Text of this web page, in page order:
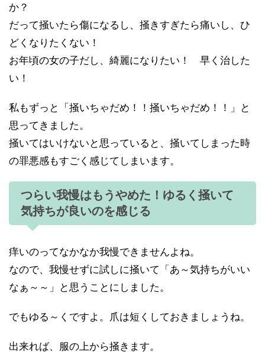
か？
だって掻いたら傷になるし、掻きすぎたら痛いし、ひ
どくなりたくない！
お年頃の女の子だし、綺麗になりたい！ 早く治した
い！
私もずっと「掻いちゃだめ！！掻いちゃだめ！！」と
思ってきました。
掻いてはいけないと思っていると、掻いてしまった時
の罪悪感もすごく感じてしまいます。
つらい我慢はもうやめた！ゆるく掻いて
気持ちが良いのを感じる
痒いのってなかなか我慢できませんよね。
なので、我慢せずに試しに掻いて「あ～気持ちがいい
なぁ～～」と思うことにしました。
でもゆる～くですよ。爪は短くしておきましょうね。
出来れば、服の上から掻きます。